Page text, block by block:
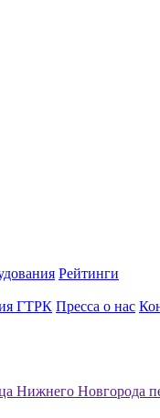
Рейтинги
ГТРК Пресса о нас
Нижнего Новгорода